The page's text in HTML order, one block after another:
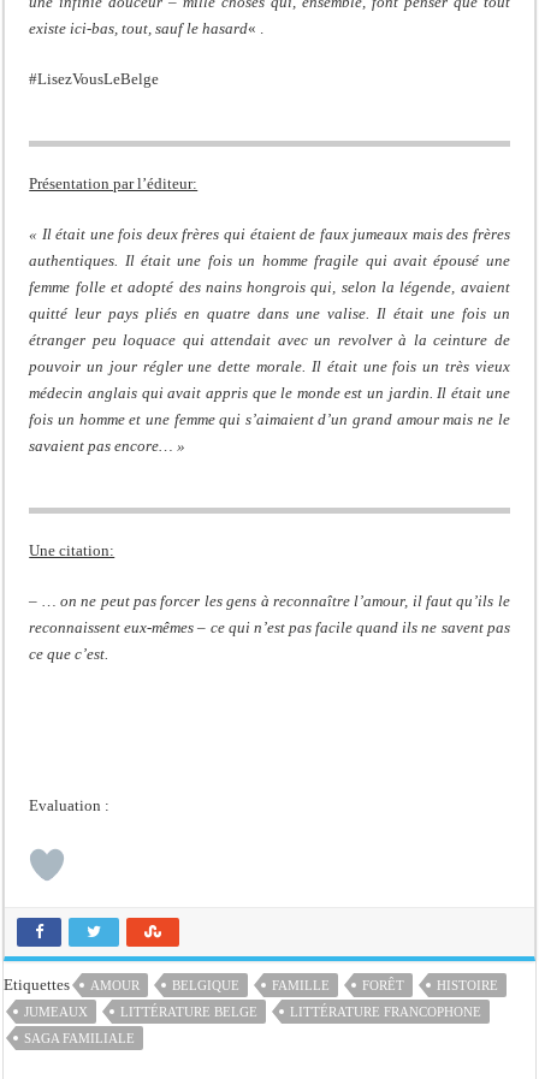
existe ici-bas, tout, sauf le hasard« .
#LisezVousLeBelge
Présentation par l’éditeur:
« Il était une fois deux frères qui étaient de faux jumeaux mais des frères
authentiques. Il était une fois un homme fragile qui avait épousé une
femme folle et adopté des nains hongrois qui, selon la légende, avaient
quitté leur pays pliés en quatre dans une valise. Il était une fois un
étranger peu loquace qui attendait avec un revolver à la ceinture de
pouvoir un jour régler une dette morale. Il était une fois un très vieux
médecin anglais qui avait appris que le monde est un jardin. Il était une
fois un homme et une femme qui s’aimaient d’un grand amour mais ne le
savaient pas encore… »
Une citation:
– … on ne peut pas forcer les gens à reconnaître l’amour, il faut qu’ils le
reconnaissent eux-mêmes – ce qui n’est pas facile quand ils ne savent pas
ce que c’est.
Evaluation :
Etiquettes AMOUR BELGIQUE FAMILLE FORÊT
HISTOIRE
JUMEAUX
LITTÉRATURE BELGE
LITTÉRATURE FRANCOPHONE
SAGA FAMILIALE